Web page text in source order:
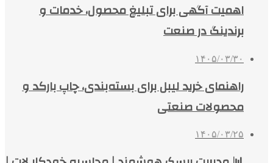
اهمیت آگهی برای تبلیغ محصول، خدمات و
برندینگ در صنعت
۱۴۰۵/۰۳/۳۰
راهنمای خرید لیبل برای بسته‌بندی، چاپ بارکد و
محصولات صنعتی
۱۴۰۵/۰۳/۲۵